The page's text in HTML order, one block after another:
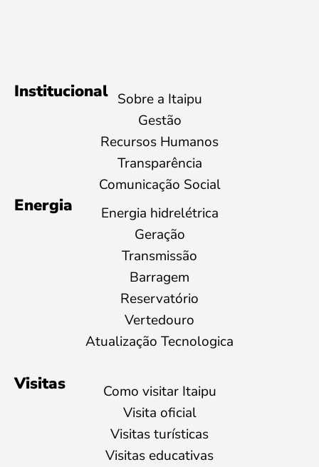
Institucional Sobre a Itaipu
Gestão
Recursos Humanos
Transparência
Comunicação Social
Energia
Energia hidrelétrica
Geração
Transmissão
Barragem
Reservatório
Vertedouro
Atualização Tecnologica
Visitas
Como visitar Itaipu
Visita oficial
Visitas turísticas
Visitas educativas